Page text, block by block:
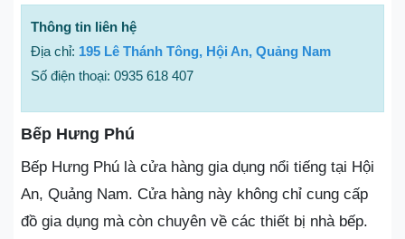
Thông tin liên hệ
Địa chỉ: 195 Lê Thánh Tông, Hội An, Quảng Nam
Số điện thoại: 0935 618 407
Bếp Hưng Phú
Bếp Hưng Phú là cửa hàng gia dụng nổi tiếng tại Hội
An, Quảng Nam. Cửa hàng này không chỉ cung cấp
đồ gia dụng mà còn chuyên về các thiết bị nhà bếp.